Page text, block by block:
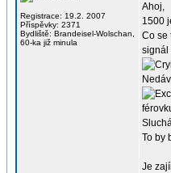
Registrace: 19.2. 2007
Příspěvky: 2371
Bydliště: Brandeisel-Wolschan,
60-ka již minula
Ahoj,
1500
Co se
signál
To by
Je